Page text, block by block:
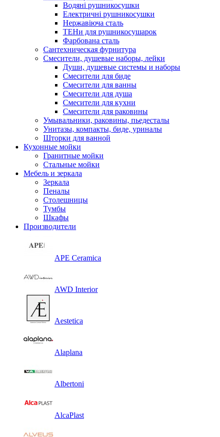
Водяні рушникосушки
Електричні рушникосушки
Нержавіюча сталь
ТЕНи для рушникосушарок
Фарбована сталь
Сантехническая фурнитура
Смесители, душевые наборы, лейки
Души, душевые системы и наборы
Смесители для биде
Смесители для ванны
Смесители для душа
Смесители для кухни
Смесители для раковины
Умывальники, раковины, пьедесталы
Унитазы, компакты, биде, уриналы
Шторки для ванной
Кухонные мойки
Гранитные мойки
Стальные мойки
Мебель и зеркала
Зеркала
Пеналы
Столешницы
Тумбы
Шкафы
Производители
APE Ceramica
AWD Interior
Aestetica
Alaplana
Albertoni
AlcaPlast